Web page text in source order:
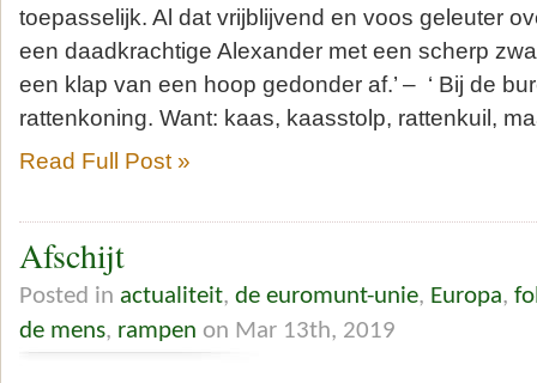
toepasselijk. Al dat vrijblijvend en voos geleuter
een daadkrachtige Alexander met een scherp
een klap van een hoop gedonder af.’ – ‘ Bij de
rattenkoning. Want: kaas, kaasstolp, rattenkuil,
Read Full Post »
Afschijt
Posted in actualiteit, de euromunt-unie, Europa,
de mens, rampen on Mar 13th, 2019